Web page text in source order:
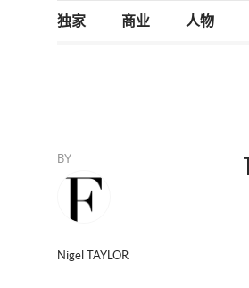
独家 商业 人物
BY
Nigel TAYLOR